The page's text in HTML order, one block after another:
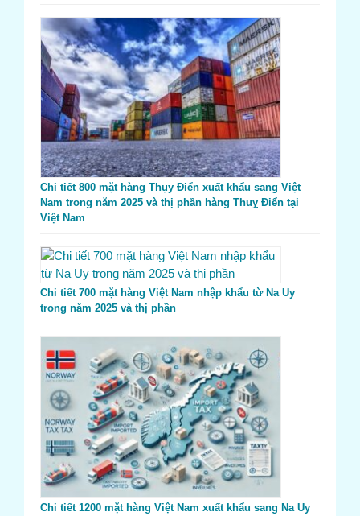
Chi tiết 800 mặt hàng Thụy Điển xuất khẩu sang Việt
Nam trong năm 2025 và thị phần hàng Thuỵ Điển tại
Việt Nam
Chi tiết 700 mặt hàng Việt Nam nhập khẩu từ Na Uy
trong năm 2025 và thị phần
Chi tiết 1200 mặt hàng Việt Nam xuất khẩu sang Na Uy